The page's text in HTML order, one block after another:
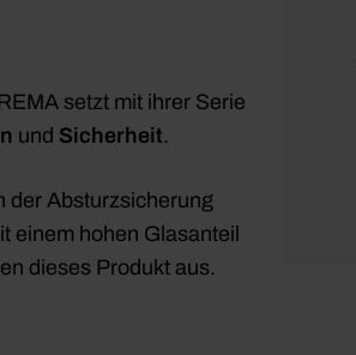
setzt mit ihrer Serie
und Sicherheit.
der Absturzsicherung
einem hohen Glasanteil
dieses Produkt aus.